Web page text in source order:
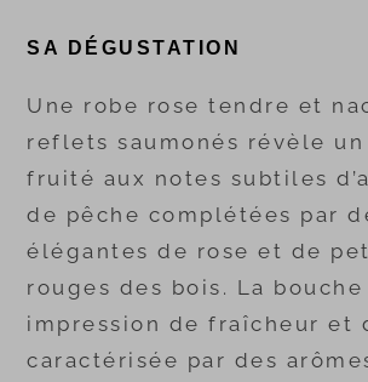
SA DÉGUSTATION
Une robe rose tendre et
reflets saumonés révèle
fruité aux notes subtiles
de pêche complétées par
élégantes de rose et de
rouges des bois. La
impression de fraîcheur et
caractérisée par des